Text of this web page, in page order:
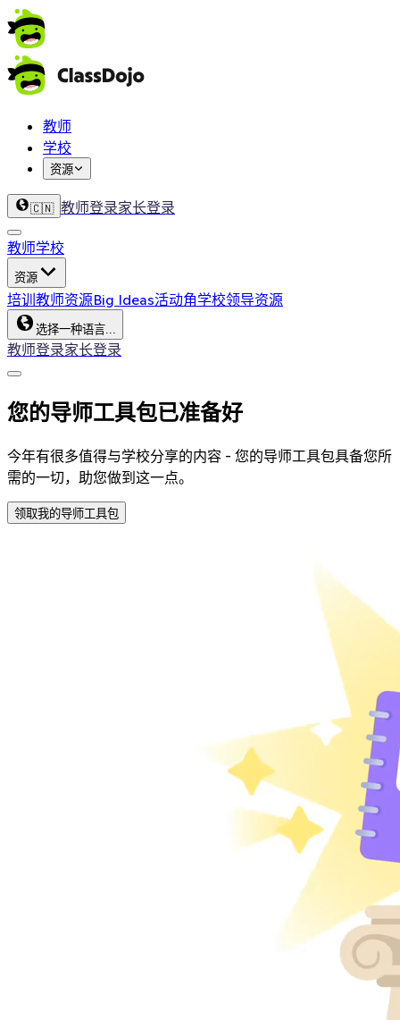
教师
学校
资源
🇨🇳 教师登录家长登录
教师学校
资源
培训 教师资源Big Ideas活动角学校领导资源
选择一种语言...
教师登录家长登录
您的导师工具包已准备好
今年有很多值得与学校分享的内容 - 您的导师工具包具备您所
需的一切，助您做到这一点。
领取我的导师工具包